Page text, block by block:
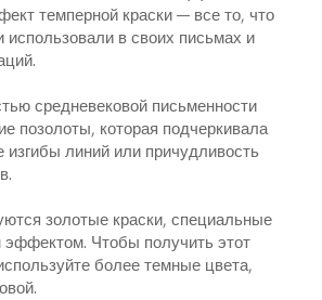
темперной краски — все то, что
использовали в своих письмах и
средневековой письменности
позолоты, которая подчеркивала
изгибы линий или причудливость
золотые краски, специальные
эффектом. Чтобы получить этот
более темные цвета,